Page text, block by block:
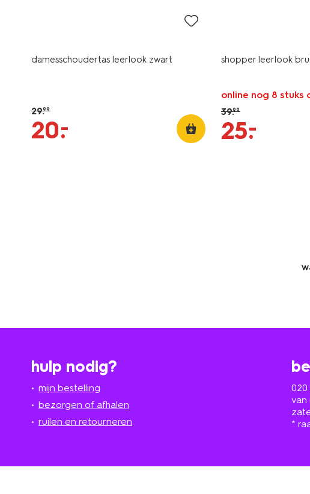
damesschoudertas leerlook zwart
29.99
20.
–
shopper leerlook
online nog 8 stuks
39.99
25.
–
hulp nodig?
mijn bestelling
bezorgen of afhalen
ruilen en retourneren
020
van
*